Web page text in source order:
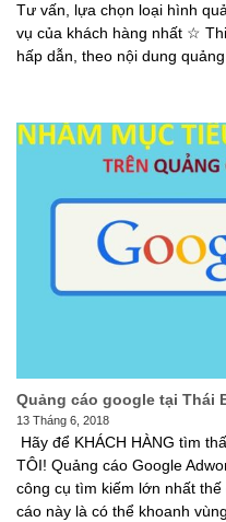
Tư vấn, lựa chọn loại hình
vụ của khách hàng nhất ☆
hấp dẫn, theo nội dung
Quảng cáo google tại Thái
13 Tháng 6, 2018
Hãy để KHÁCH HÀNG tìm
TÔI! Quảng cáo Google
công cụ tìm kiếm lớn nhất
cáo này là có thể khoanh